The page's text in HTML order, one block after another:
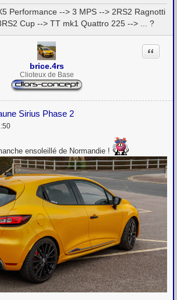
Performance --> 3 MPS --> 2RS2 Ragnotti
Cup --> TT mk1 Quattro 225 --> ... ?
brice.4rs
Clioteux de Base
Sirius Phase 2
Citation
ensoleillé de Normandie !